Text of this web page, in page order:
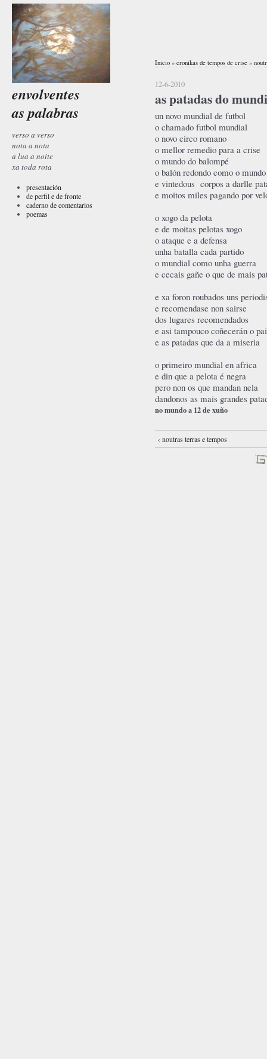
envolventes
as palabras
verso a verso
nota a nota
a lua a noite
xa toda rota
presentación
de perfil e de fronte
caderno de comentarios
poemas
Inicio » cronikas de tempos de crise »
12-6-2010
as patadas do
un novo mundial de futbol
o chamado futbol mundial
o novo circo romano
o mellor remedio para a crise
o mundo do balompé
o balón redondo como o mundo
e vintedous corpos a darlle
e moitos miles pagando por
o xogo da pelota
e de moitas pelotas xogo
o ataque e a defensa
unha batalla cada partido
o mundial como unha guerra
e cecais gañe o que de mais
e xa foron roubados uns
e recomendase non sairse
dos lugares recomendados
e asi tampouco coñecerán o
e as patadas que da a miseria
o primeiro mundial en africa
e din que a pelota é negra
pero non os que mandan nela
dandonos as mais grandes
no mundo a 12 de xuño
‹ noutras terras e tempos